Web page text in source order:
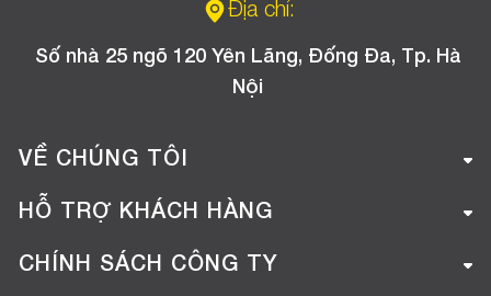
Địa chỉ:
Số nhà 25 ngõ 120 Yên Lãng, Đống Đa, Tp. Hà
Nội
VỀ CHÚNG TÔI
Giới thiệu công ty
Tuyển dụng
HỖ TRỢ KHÁCH HÀNG
Hướng dẫn mua hàng online
CHÍNH SÁCH CÔNG TY